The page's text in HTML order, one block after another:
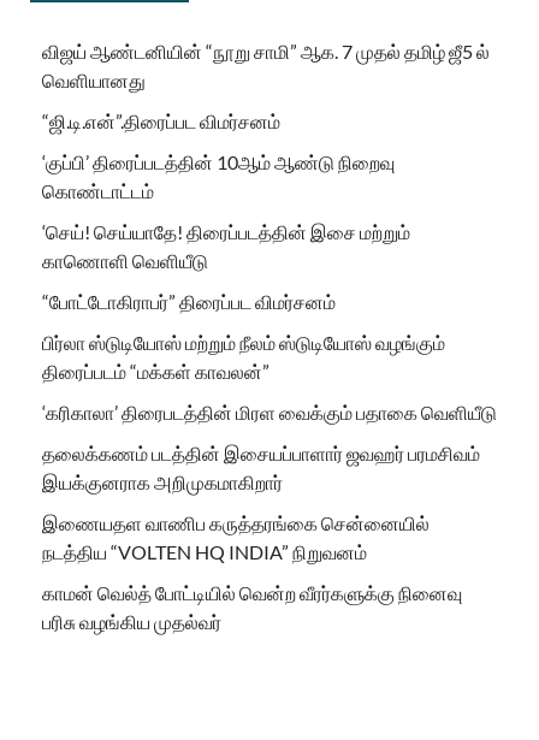
விஜய் ஆண்டனியின் “நூறு சாமி” ஆக. 7 முதல் தமிழ் ஜீ5 ல்
வெளியானது
“ஜி.டி.என்”.திரைப்பட விமர்சனம்
‘குப்பி’ திரைப்படத்தின் 10ஆம் ஆண்டு நிறைவு
கொண்டாட்டம்
‘செய்! செய்யாதே! திரைப்படத்தின் இசை மற்றும்
காணொளி வெளியீடு
“போட்டோகிராபர்” திரைப்பட விமர்சனம்
பிர்லா ஸ்டுடியோஸ் மற்றும் நீலம் ஸ்டுடியோஸ் வழங்கும்
திரைப்படம் “மக்கள் காவலன்”
‘கரிகாலா’ திரைபடத்தின் மிரள வைக்கும் பதாகை வெளியீடு
தலைக்கணம் படத்தின் இசையப்பாளார் ஜவஹர் பரமசிவம்
இயக்குனராக அறிமுகமாகிறார்
இணையதள வாணிப கருத்தரங்கை சென்னையில்
நடத்திய “VOLTEN HQ INDIA” நிறுவனம்
காமன் வெல்த் போட்டியில் வென்ற வீரர்களுக்கு நினைவு
பரிசு வழங்கிய முதல்வர்